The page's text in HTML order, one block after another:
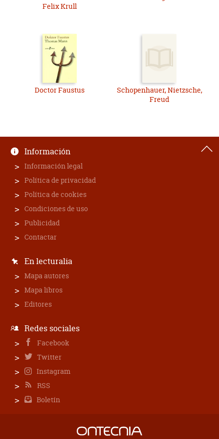
que ternura, inspira respeto. Éste, por su parte, no deja de
naturaleza dudosa, consigue encandilar y dominar a todo el
público, a la vez que suelta un discurso profundo, mezcla de
una corriente patriótica, que solo esconde xenofobia y una
aberrante forma de entender los deberes morales, y
conceptos místicos relacionados con el destino, que parece
anular la voluntad del público. El horrible final aparece
cuando Cipolla decide burlase de Mario, un sencillo
camarero tímido y amable, obligándole a realizar un acto
interesante, pero demasiado pesada y farragosa de leer como
para enganchar al lector. Tiene a su favor una cortísima
duración y una vez superado los obstáculos y acostumbrado
al rebuscado estilo de Mann, se lee rápidamente. Pero no sé
si realmente merece el esfuerzo. Lo que sí sé, es que tardaré
muchísimo tiempo en volver a leer algo de este autor.
Felix Krull
Doctor Faustus
Schopenhauer, Nietzsche,
Freud
Información
Información legal
Política de privacidad
Política de cookies
Condiciones de uso
Publicidad
Contactar
En lecturalia
Mapa autores
Mapa libros
Editores
Redes sociales
Facebook
Twitter
Instagram
RSS
Boletín